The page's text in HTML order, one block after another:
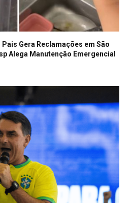
Gera Reclamações em São
Alega Manutenção Emergencial